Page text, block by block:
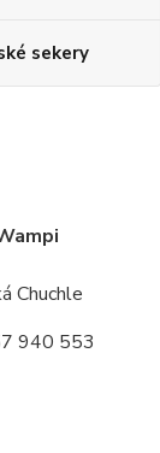
sekery
Chuchle
940 553